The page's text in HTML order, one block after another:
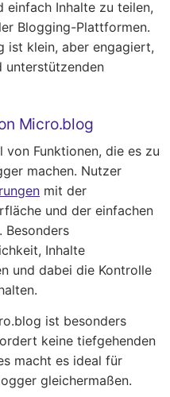
einfach Inhalte zu teilen,
Blogging-Plattformen.
ist klein, aber engagiert,
unterstützenden
Micro.blog
Funktionen, die es zu
machen. Nutzer
mit der
und der einfachen
Besonders
Inhalte
und dabei die Kontrolle
ist besonders
keine tiefgehenden
macht es ideal für
gleichermaßen.